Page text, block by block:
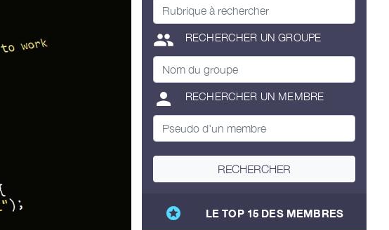
group RECHERCHER UN GROUPE
person RECHERCHER UN MEMBRE
RECHERCHER
stars LE TOP 15 DES MEMBRES